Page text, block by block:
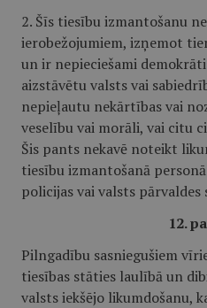
2. Šīs tiesību izmantošanu
ierobežojumiem, izņemot
un ir nepieciešami
aizstāvētu valsts vai
nepieļautu nekārtības vai
veselību vai morāli, vai citu
Šis pants nekavē noteikt
tiesību izmantošanā
policijas vai valsts pārvaldes
12.
Pilngadību sasniegušiem
tiesības stāties laulībā un
valsts iekšējo likumdošanu,